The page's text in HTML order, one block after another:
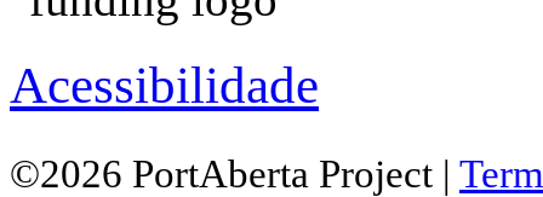
Acessibilidade
©2026 PortAberta Project |